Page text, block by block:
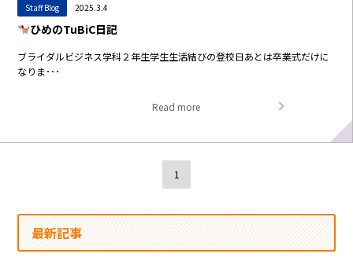
Staff Blog 2025.3.4
ひめのTuBiC日記
ブライダルビジネス学科２年生学生生活結びの登校日あとは卒業式だけに
なりま･･･
Read more
1
最新記事